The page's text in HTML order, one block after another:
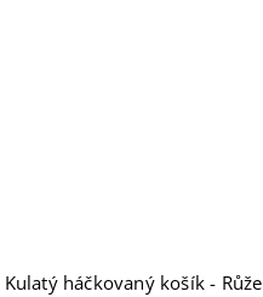
Kulatý háčkovaný košík - Růže